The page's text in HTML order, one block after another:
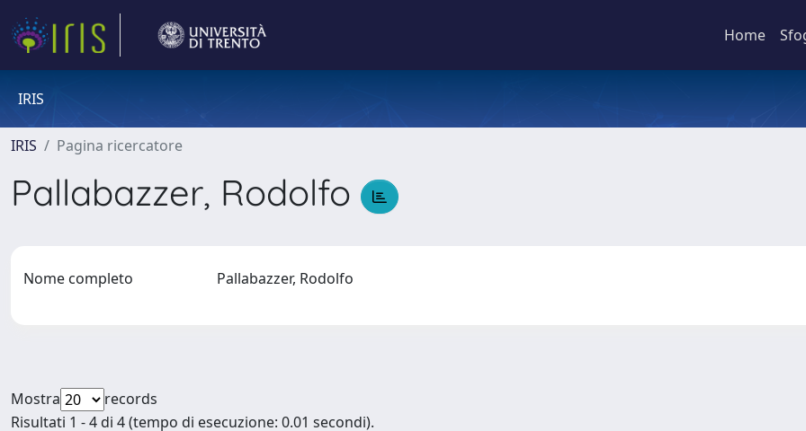
Home
IRIS
IRIS Pagina ricercatore
Pallabazzer, Rodolfo
Nome completo Pallabazzer, Rodolfo
Mostra
records
Risultati 1 - 4 di 4 (tempo di esecuzione: 0.01 secondi).